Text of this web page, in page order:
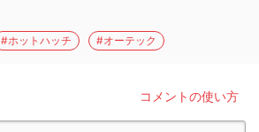
#ホットハッチ #オーテック
コメントの使い方